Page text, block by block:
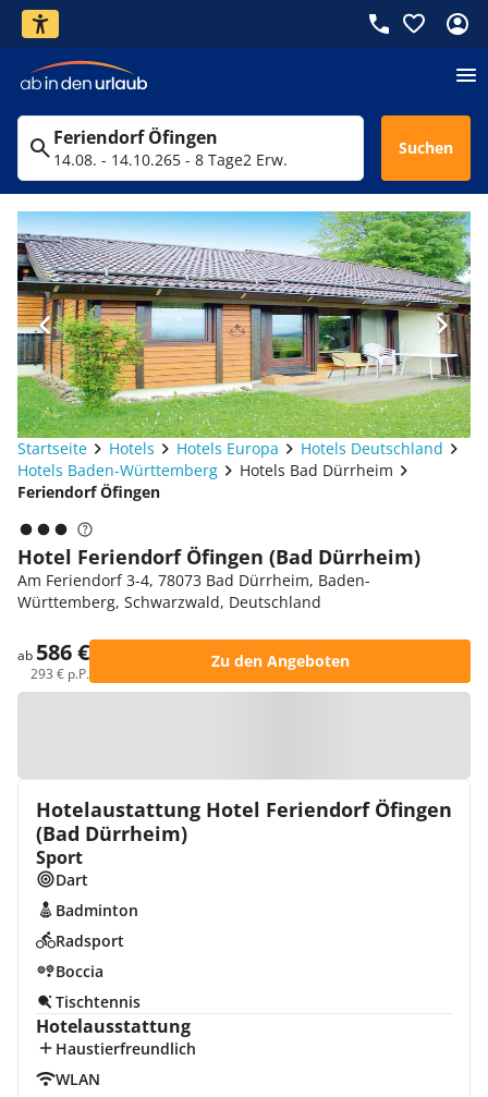
Feriendorf Öfingen
14.08. - 14.10.265 - 8 Tage2 Erw.
Suchen
Startseite Hotels Hotels Europa
Hotels Deutschland
Hotels Baden-Württemberg
Hotels Bad Dürrheim
Feriendorf Öfingen
Hotel Feriendorf Öfingen (Bad Dürrheim)
Am Feriendorf 3-4, 78073 Bad Dürrheim, Baden-
Württemberg, Schwarzwald, Deutschland
ab 586 €
293 € p.P.
Zu den Angeboten
Hotelaustattung Hotel Feriendorf Öfingen
(Bad Dürrheim)
Sport
Dart
Badminton
Radsport
Boccia
Tischtennis
Hotelausstattung
Haustierfreundlich
WLAN